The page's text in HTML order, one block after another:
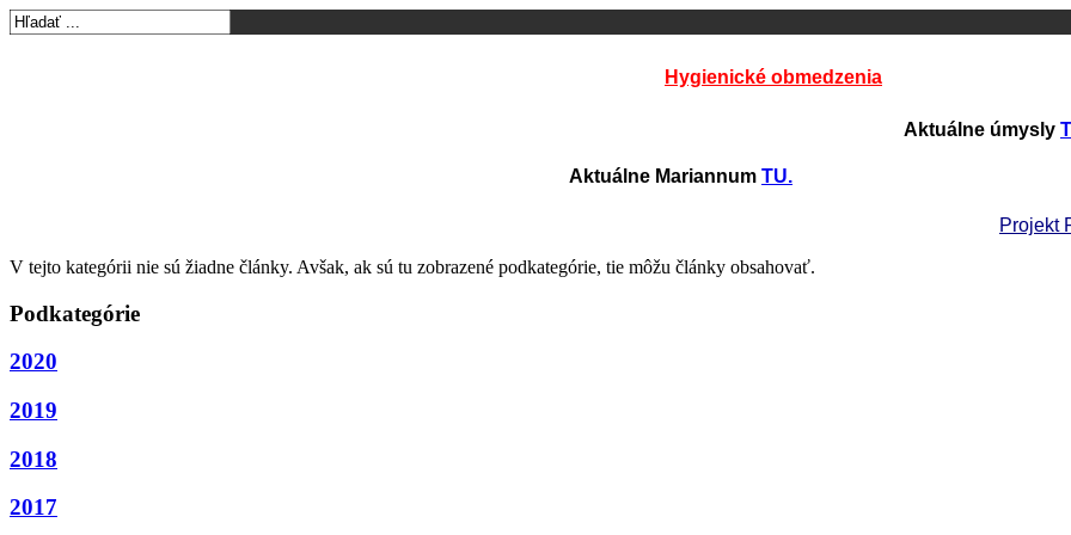
Hygienické obmedzenia
Aktuálne úmysly
Aktuálne Mariannum TU.
Projekt
V tejto kategórii nie sú žiadne články. Avšak, ak sú tu zobrazené podkategórie, tie môžu články obsahovať.
Podkategórie
2020
2019
2018
2017